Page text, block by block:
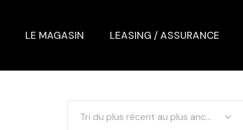
LE MAGASIN LEASING / ASSURANCE
Tri du plus récent au plus ancien